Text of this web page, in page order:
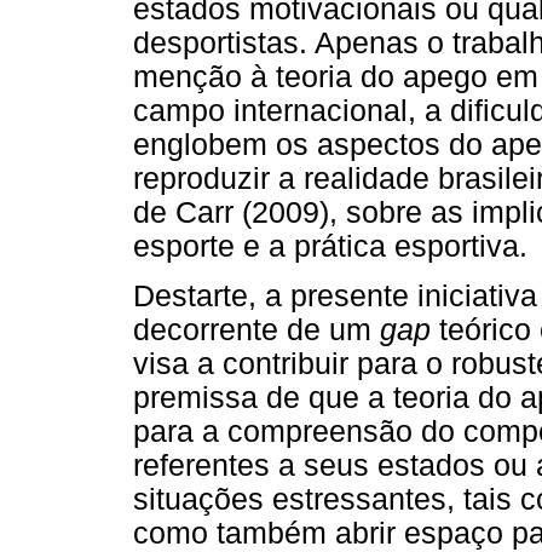
estados motivacionais ou
desportistas. Apenas o
menção à teoria do apego
campo internacional, a
englobem os aspectos do
reproduzir a realidade
de Carr (2009), sobre as
esporte e a prática esportiva.
Destarte, a presente
decorrente de um gap teórico
visa a contribuir para o
premissa de que a teoria do
para a compreensão do
referentes a seus estados
situações estressantes, tais
como também abrir espaço